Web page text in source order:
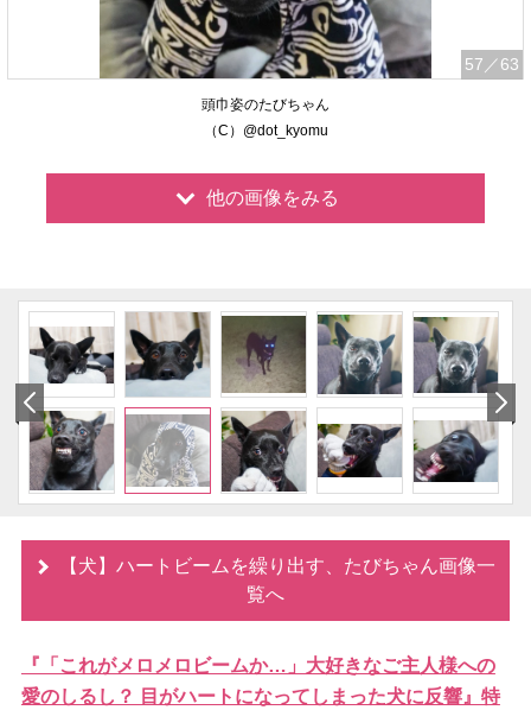
57 ／63
頭巾姿のたびちゃん
（C）@dot_kyomu
他の画像をみる
【犬】ハートビームを繰り出す、たびちゃん画像一
覧へ
『「これがメロメロビームか…」大好きなご主人様への
愛のしるし？ 目がハートになってしまった犬に反響』特